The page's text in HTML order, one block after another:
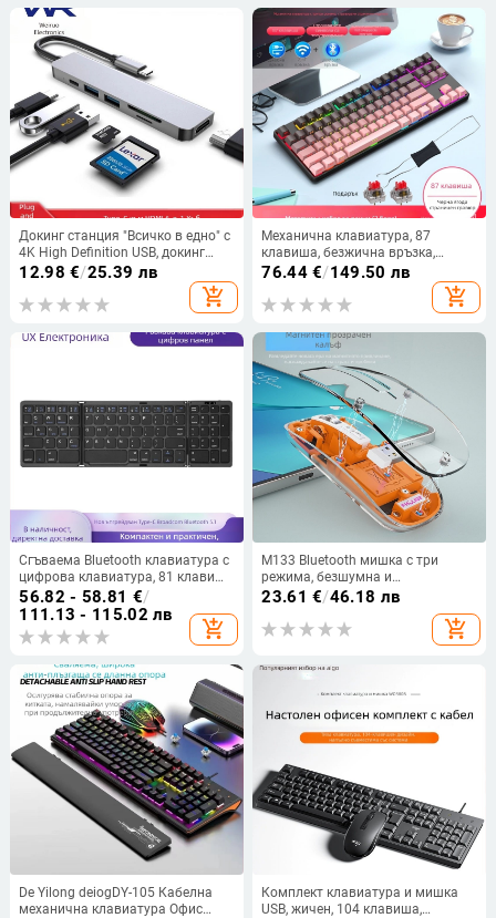
Докинг станция "Всичко в едно" с
4K High Definition USB, докинг
станция за лаптоп с шест порта
12.98 €/25.39 лв
add_shopping_cart
Механична клавиатура, 87
клавиша, безжична връзка,
червени механични
превключватели, RGB подсветка
76.44€/149.50 лв
add_shopping_cart
Сгъваема Bluetooth клавиатура с
цифрова клавиатура, 81 клавиш,
тихо работи, ABS пластмаса,
свързване с до 3 устройства
56.82 - 58.81 €/
111.13 - 115.02 лв
add_shopping_cart
M133 Bluetooth мишка с три
режима, безшумна и
презареждаща, 2400dpi, USB
интерфейс, 5 бутона, 2.4GHz
безжична връзка, обхват до 10 м
23.61 €/46.18 лв
add_shopping_cart
De Yilong deiogDY-105 Кабелна
механична клавиатура Офис
Комплект клавиатура и мишка
USB, жичен, 104 клавиша,